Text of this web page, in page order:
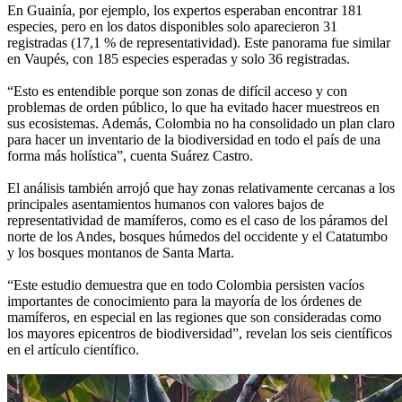
En Guainía, por ejemplo, los expertos esperaban encontrar 181
especies, pero en los datos disponibles solo aparecieron 31
registradas (17,1 % de representatividad). Este panorama fue similar
en Vaupés, con 185 especies esperadas y solo 36 registradas.
“Esto es entendible porque son zonas de difícil acceso y con
problemas de orden público, lo que ha evitado hacer muestreos en
sus ecosistemas. Además, Colombia no ha consolidado un plan claro
para hacer un inventario de la biodiversidad en todo el país de una
forma más holística”, cuenta Suárez Castro.
El análisis también arrojó que hay zonas relativamente cercanas a los
principales asentamientos humanos con valores bajos de
representatividad de mamíferos, como es el caso de los páramos del
norte de los Andes, bosques húmedos del occidente y el Catatumbo
y los bosques montanos de Santa Marta.
“Este estudio demuestra que en todo Colombia persisten vacíos
importantes de conocimiento para la mayoría de los órdenes de
mamíferos, en especial en las regiones que son consideradas como
los mayores epicentros de biodiversidad”, revelan los seis científicos
en el artículo científico.